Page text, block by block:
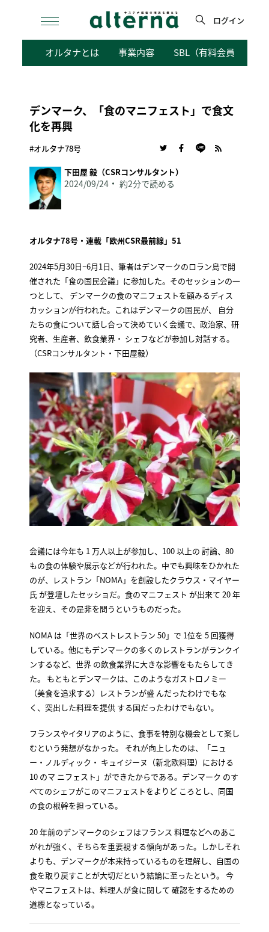
検
ログイン
オルタナとは 事業内容 SBL（有料会員向けサ
デンマーク、「食のマニフェスト」で食文
化を再興
#オルタナ78号
下田屋 毅（CSRコンサルタント）
2024/09/24 約2分で読める
オルタナ78号・連載「欧州CSR最前線」51
2024年5月30日~6月1日、筆者はデンマークのロラン島で開
催された「食の国民会議」に参加した。そのセッションの一
つとして、 デンマークの食のマニフェストを顧みるディス
カッションが行われた。これはデンマークの国民が、 自分
たちの食について話し合って決めていく会議で、政治家、研
究者、生産者、飲食業界・ シェフなどが参加し対話する。
（CSRコンサルタント・下田屋毅）
会議には今年も 1 万人以上が参加し、100 以上の 討論、80
もの食の体験や展示などが行われた。中でも興味をひかれた
のが、レストラン「NOMA」を創設したクラウス・マイヤー
氏 が登壇したセッショだ。食のマニフェスト が出来て 20 年
を迎え、その是非を問うというものだった。
NOMA は「世界のベストレストラン 50」で 1位を 5 回獲得
している。他にもデンマークの多くのレストランがランクイ
ンするなど、世界 の飲食業界に大きな影響をもたらしてき
た。 もともとデンマークは、このようなガストロノミー
（美食を追求する）レストランが盛 んだったわけでもな
く、突出した料理を提供 する国だったわけでもない。
フランスやイタリアのように、食事を特別な機会として楽し
むという発想がなかった。 それが向上したのは、「ニュ
ー・ノルディック・ キュイジーヌ（新北欧料理）における
10 のマ ニフェスト」ができたからである。デンマーク のす
べてのシェフがこのマニフェストをよりど ころとし、同国
の食の根幹を担っている。
20 年前のデンマークのシェフはフランス 料理などへのあこ
がれが強く、そちらを重要視する傾向があった。しかしそれ
よりも、デンマークが本来持っているものを理解し、自国の
食を取り戻すことが大切だという結論に至ったという。 今
やマニフェストは、料理人が食に関して 確認をするための
道標となっている。